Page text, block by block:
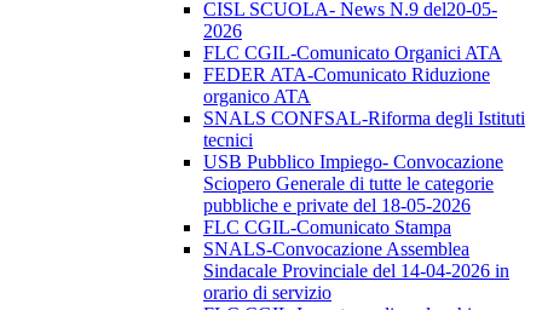
CISL SCUOLA- News N.9 del20-05-
2026
FLC CGIL-Comunicato Organici ATA
FEDER ATA-Comunicato Riduzione
organico ATA
SNALS CONFSAL-Riforma degli Istituti
tecnici
USB Pubblico Impiego- Convocazione
Sciopero Generale di tutte le categorie
pubbliche e private del 18-05-2026
FLC CGIL-Comunicato Stampa
SNALS-Convocazione Assemblea
Sindacale Provinciale del 14-04-2026 in
orario di servizio